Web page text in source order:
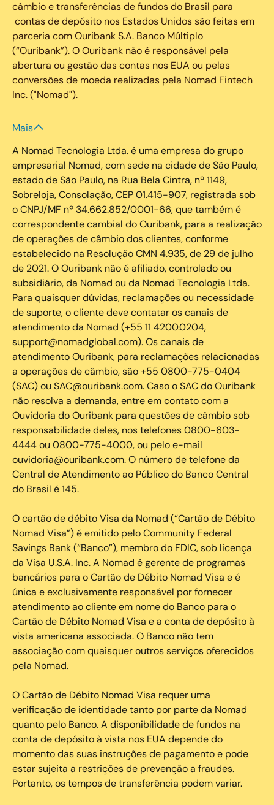
câmbio e transferências de fundos do Brasil para
contas de depósito nos Estados Unidos são feitas em
parceria com Ouribank S.A. Banco Múltiplo
(“Ouribank”). O Ouribank não é responsável pela
abertura ou gestão das contas nos EUA ou pelas
conversões de moeda realizadas pela Nomad Fintech
Inc. ("Nomad").
Mais
A Nomad Tecnologia Ltda. é uma empresa do grupo
empresarial Nomad, com sede na cidade de São Paulo,
estado de São Paulo, na Rua Bela Cintra, nº 1149,
Sobreloja, Consolação, CEP 01.415-907, registrada sob
o CNPJ/MF nº 34.662.852/0001-66, que também é
correspondente cambial do Ouribank, para a realização
de operações de câmbio dos clientes, conforme
estabelecido na Resolução CMN 4.935, de 29 de julho
de 2021. O Ouribank não é afiliado, controlado ou
subsidiário, da Nomad ou da Nomad Tecnologia Ltda.
Para quaisquer dúvidas, reclamações ou necessidade
de suporte, o cliente deve contatar os canais de
atendimento da Nomad (+55 11 4200.0204,
support@nomadglobal.com). Os canais de
atendimento Ouribank, para reclamações relacionadas
a operações de câmbio, são +55 0800-775-0404
(SAC) ou SAC@ouribank.com. Caso o SAC do Ouribank
não resolva a demanda, entre em contato com a
Ouvidoria do Ouribank para questões de câmbio sob
responsabilidade deles, nos telefones 0800-603-
4444 ou 0800-775-4000, ou pelo e-mail
ouvidoria@ouribank.com. O número de telefone da
Central de Atendimento ao Público do Banco Central
do Brasil é 145.
O cartão de débito Visa da Nomad (“Cartão de Débito
Nomad Visa”) é emitido pelo Community Federal
Savings Bank (“Banco”), membro do FDIC, sob licença
da Visa U.S.A. Inc. A Nomad é gerente de programas
bancários para o Cartão de Débito Nomad Visa e é
única e exclusivamente responsável por fornecer
atendimento ao cliente em nome do Banco para o
Cartão de Débito Nomad Visa e a conta de depósito à
vista americana associada. O Banco não tem
associação com quaisquer outros serviços oferecidos
pela Nomad.
O Cartão de Débito Nomad Visa requer uma
verificação de identidade tanto por parte da Nomad
quanto pelo Banco. A disponibilidade de fundos na
conta de depósito à vista nos EUA depende do
momento das suas instruções de pagamento e pode
estar sujeita a restrições de prevenção a fraudes.
Portanto, os tempos de transferência podem variar.